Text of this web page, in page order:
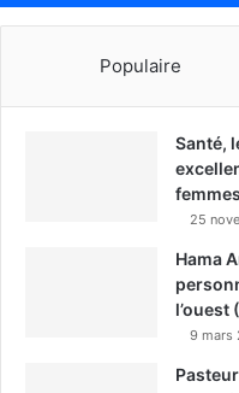
Populaire
Santé,
25
Hama
l’ouest
9 mars